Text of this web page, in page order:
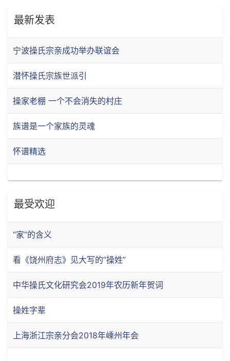
最新发表
宁波操氏宗亲成功举办联谊会
潜怀操氏宗族世派引
操家老棚 一个不会消失的村庄
族谱是一个家族的灵魂
怀谱精选
最受欢迎
“家”的含义
看《饶州府志》见大写的“操姓”
中华操氏文化研究会2019年农历新年贺词
操姓字辈
上海浙江宗亲分会2018年嵊州年会